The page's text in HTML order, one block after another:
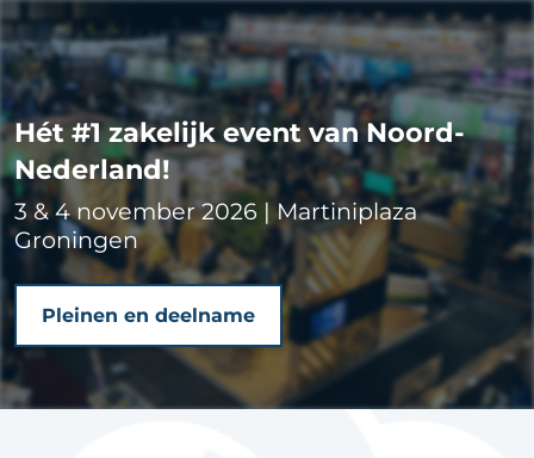
Hét #1 zakelijk event van Noord-
Nederland!
3 & 4 november 2026 | Martiniplaza
Groningen
Pleinen en deelname